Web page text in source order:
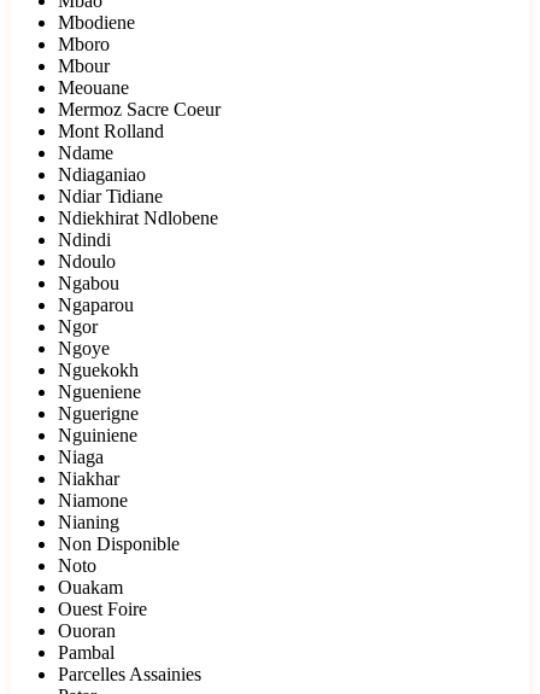
Mbodiene
Mboro
Mbour
Meouane
Mermoz Sacre Coeur
Mont Rolland
Ndame
Ndiaganiao
Ndiar Tidiane
Ndiekhirat Ndlobene
Ndindi
Ndoulo
Ngabou
Ngaparou
Ngor
Ngoye
Nguekokh
Ngueniene
Nguerigne
Nguiniene
Niaga
Niakhar
Niamone
Nianing
Non Disponible
Noto
Ouakam
Ouest Foire
Ouoran
Pambal
Parcelles Assainies